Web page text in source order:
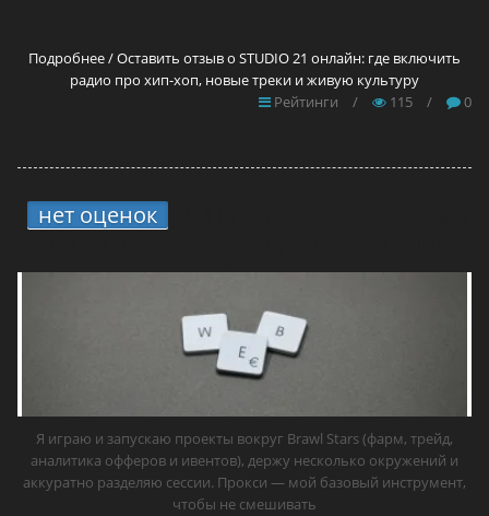
Подробнее / Оставить отзыв о STUDIO 21 онлайн: где включить
радио про хип-хоп, новые треки и живую культуру
Рейтинги
/ 115 / 0
нет оценок
Я играю и запускаю проекты вокруг Brawl Stars (фарм, трейд,
аналитика офферов и ивентов), держу несколько окружений и
аккуратно разделяю сессии. Прокси — мой базовый инструмент,
чтобы не смешивать